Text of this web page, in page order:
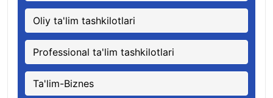
Oliy ta'lim tashkilotlari
Professional ta'lim tashkilotlari
Ta'lim-Biznes